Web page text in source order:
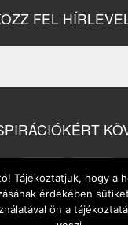
FEL
Tájékoztatjuk, hogy a
érdekében
ön a